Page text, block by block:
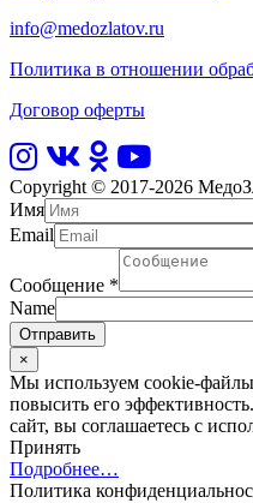
info@medozlatov.ru
Политика в отношении
Договор оферты
Copyright © 2017-2026
Имя
Email
Сообщение *
Name
Отправить
×
Мы используем cookie-
повысить его
сайт, вы соглашаетесь с
Принять
Подробнее…
Политика